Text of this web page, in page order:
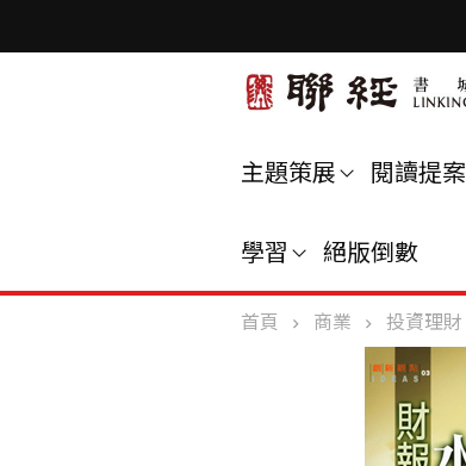
主題策展 閱讀提案
學習 絕版倒數
首頁 商業 投資理財